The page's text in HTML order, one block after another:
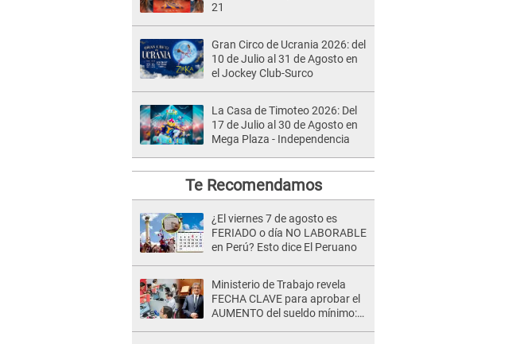
21
Gran Circo de Ucrania 2026: del
10 de Julio al 31 de Agosto en
el Jockey Club-Surco
La Casa de Timoteo 2026: Del
17 de Julio al 30 de Agosto en
Mega Plaza - Independencia
Te Recomendamos
¿El viernes 7 de agosto es
FERIADO o día NO LABORABLE
en Perú? Esto dice El Peruano
Ministerio de Trabajo revela
FECHA CLAVE para aprobar el
AUMENTO del sueldo mínimo: